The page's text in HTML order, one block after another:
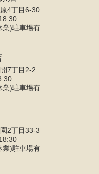
4丁目6-30
業)駐車場有
7丁目2-2
業)駐車場有
2丁目33-3
業)駐車場有